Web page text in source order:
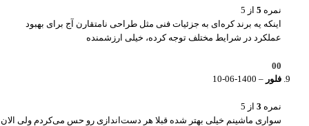
نمره 5 از 5
اینکه یه برند کره‌ای به جزئیات فنی مثل طراحی نامتقارن آج برای بهبود
عملکرد در شرایط مختلف توجه کرده، خیلی ارزشمنده
0
0
فلور –
1400-06-10
نمره 3 از 5
سواری ماشینم خیلی بهتر شده قبلا هر دست‌اندازی رو حس می‌کردم ولی الان